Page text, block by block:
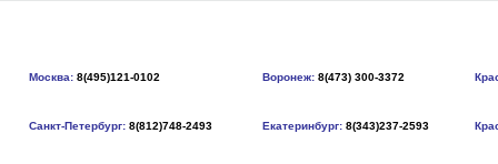
Москва: 8(495)121-0102 Воронеж: 8(473) 300-3372
Санкт-Петербург: 8(812)748-2493 Екатеринбург: 8(343)237-2593